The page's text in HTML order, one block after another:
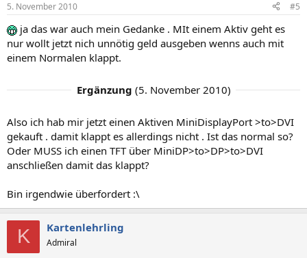
5. November 2010 #5
ja das war auch mein Gedanke . MIt einem Aktiv geht es
nur wollt jetzt nich unnötig geld ausgeben wenns auch mit
einem Normalen klappt.
Ergänzung (5. November 2010)
Also ich hab mir jetzt einen Aktiven MiniDisplayPort >to>DVI
gekauft . damit klappt es allerdings nicht . Ist das normal so?
Oder MUSS ich einen TFT über MiniDP>to>DP>to>DVI
anschließen damit das klappt?
Bin irgendwie überfordert :\
K Kartenlehrling
Admiral